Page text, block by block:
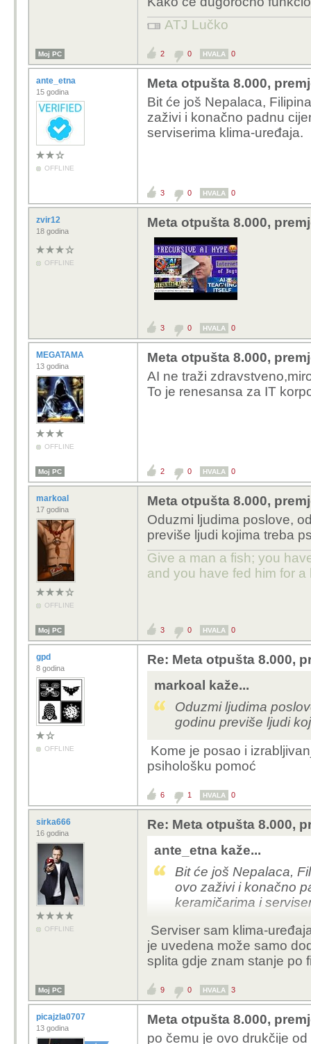
ATJ Lučko
Moj PC 2 0 HVALA 0
ante_etna
15 godina
OFFLINE
Meta otpušta 8.000,
Bit će još Nepalaca,
zaživi i konačno padnu
serviserima klima-uređaja.
3 0 HVALA 0
zvir12
18 godina
OFFLINE
Meta otpušta 8.000,
3 0 HVALA 0
MEGATAMA
13 godina
OFFLINE
Meta otpušta 8.000,
AI ne traži
To je renesansa za IT
Moj PC 2 0 HVALA 0
markoal
17 godina
OFFLINE
Meta otpušta 8.000,
Oduzmi ljudima poslove,
previše ljudi kojima treba
Give a man a fish; you
and you have fed him for a
Moj PC 3 0 HVALA 0
gpd
8 godina
OFFLINE
Re: Meta otpušta 8.000,
markoal kaže...
Oduzmi ljudima
godinu previše ljudi
Kome je posao i
psihološku pomoć
6 1 HVALA 0
sirka666
16 godina
OFFLINE
Re: Meta otpušta 8.000,
ante_etna kaže...
Bit će još Nepalaca,
ovo zaživi i konačno
keramičarima i
Serviser sam klima-
je uvedena može samo
splita gdje znam stanje po
Moj PC 9 0 HVALA 3
picajzla0707
13 godina
Meta otpušta 8.000,
po čemu je ovo drukčije